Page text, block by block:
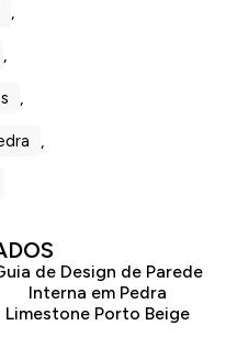
,
,
,
,
de Design de Parede
Interna em Pedra
Limestone Porto Beige